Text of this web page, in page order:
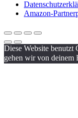
Amazon-
Diese Website benutzt
gehen wir von deinem